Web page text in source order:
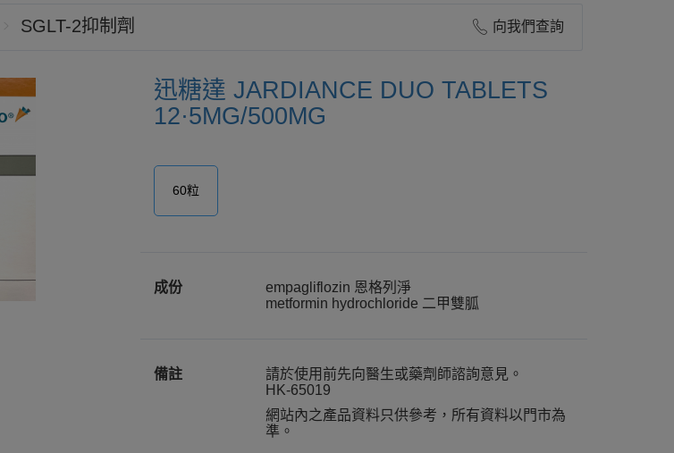
SGLT-2抑制劑 向我們查詢
迅糖達 JARDIANCE DUO TABLETS
12·5MG/500MG
60粒
成份
empagliflozin 恩格列淨
metformin hydrochloride 二甲雙胍
備註
請於使用前先向醫生或藥劑師諮詢意見。
HK-65019
網站內之產品資料只供參考，所有資料以門市為
準。